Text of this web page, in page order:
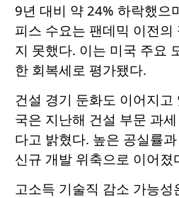
9년 대비 약 24% 하락했으
피스 수요는 팬데믹 이전의
지 못했다. 이는 미국 주요
한 회복세로 평가됐다.
건설 경기 둔화도 이어지
국은 지난해 건설 부문 과
다고 밝혔다. 높은 공실률
신규 개발 위축으로 이어졌
고소득 기술직 감소 가능